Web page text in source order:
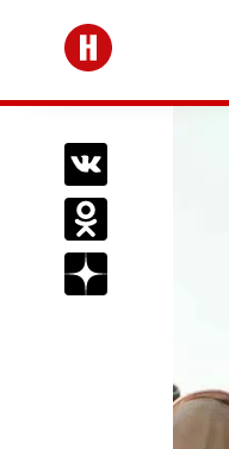
Перейти на
Поделиться
Поделиться в
Подписаться на